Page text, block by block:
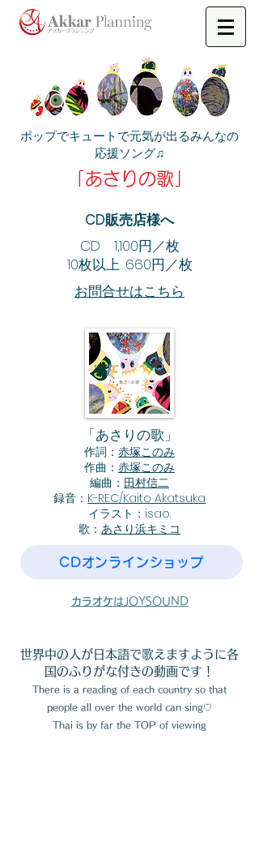
ポップでキュートで元気が出るみんなの
応援ソング♫
「あさりの歌」
CD販売店様へ
CD 1,100円／枚
10枚以上…660円／枚
お問合せはこちら
「あさりの歌」
作詞： 赤塚このみ
作曲： 赤塚このみ
編曲： 田村信二
録音： K-REC/Kaito Akatsuka
イラスト：isao.
歌： あさり浜キミコ
CDオンラインショップ
カラオケはJOYSOUND
世界中の人が日本語で歌えますように各
国のふりがな付きの動画です！
There is a reading of each country so that
people all over the world can sing♡
​Thai is by far the TOP of viewing